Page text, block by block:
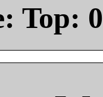
Top: 0